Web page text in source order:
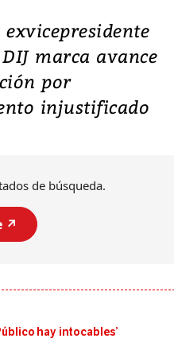
marca avance
por
injustificado
de búsqueda.
↗️
hay intocables’